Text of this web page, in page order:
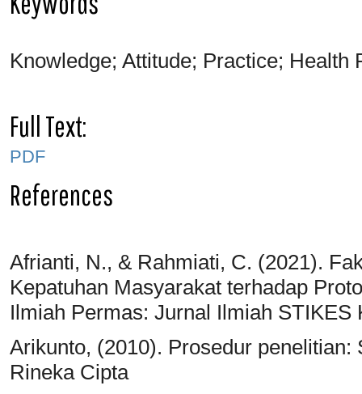
Knowledge; Attitude; Practice; Health
Full Text:
PDF
References
Afrianti, N., & Rahmiati, C. (2021).
Kepatuhan Masyarakat terhadap
Ilmiah Permas: Jurnal Ilmiah STIKES
Arikunto, (2010). Prosedur
Rineka Cipta